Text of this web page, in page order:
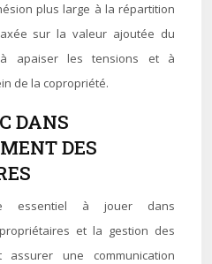
plus large à la répartition
sur la valeur ajoutée du
apaiser les tensions et à
de la copropriété.
DANS
DES
à jouer dans
et la gestion des
une communication